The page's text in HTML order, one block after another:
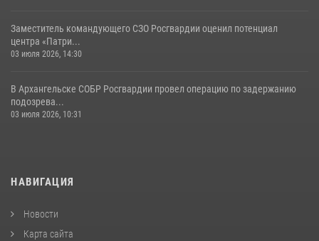
Заместитель командующего СЗО Росгвардии оценил потенциал
центра «Патри...
03 июля 2026, 14:30
В Архангельске СОБР Росгвардии провел операцию по задержанию
подозрева...
03 июля 2026, 10:31
НАВИГАЦИЯ
Новости
Карта сайта